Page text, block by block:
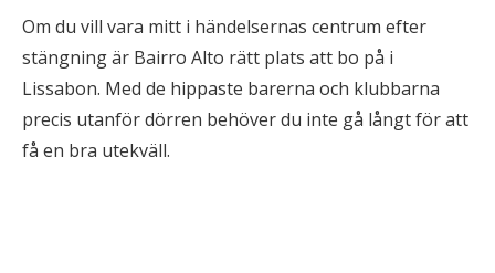
Om du vill vara mitt i händelsernas centrum efter
stängning är Bairro Alto rätt plats att bo på i
Lissabon. Med de hippaste barerna och klubbarna
precis utanför dörren behöver du inte gå långt för att
få en bra utekväll.